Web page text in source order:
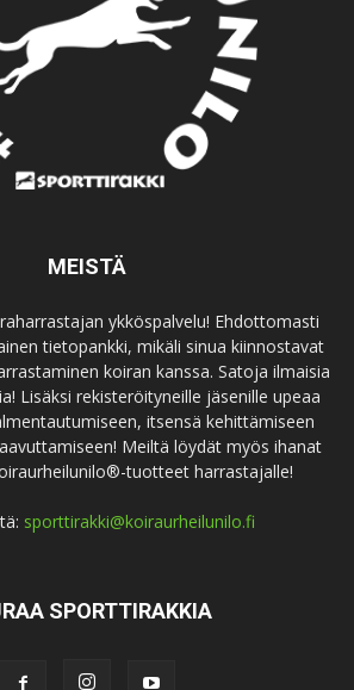
MEISTÄ
ykköspalvelu! Ehdottomasti
tietopankki, mikäli sinua kiinnostavat
koiran kanssa. Satoja ilmaisia
Lisäksi rekisteröityneille jäsenille upeaa
itsensä kehittämiseen
Meiltä löydät myös ihanat
tuotteet harrastajalle!
sporttirakki@koiraurheilunilo.fi
SPORTTIRAKKIA